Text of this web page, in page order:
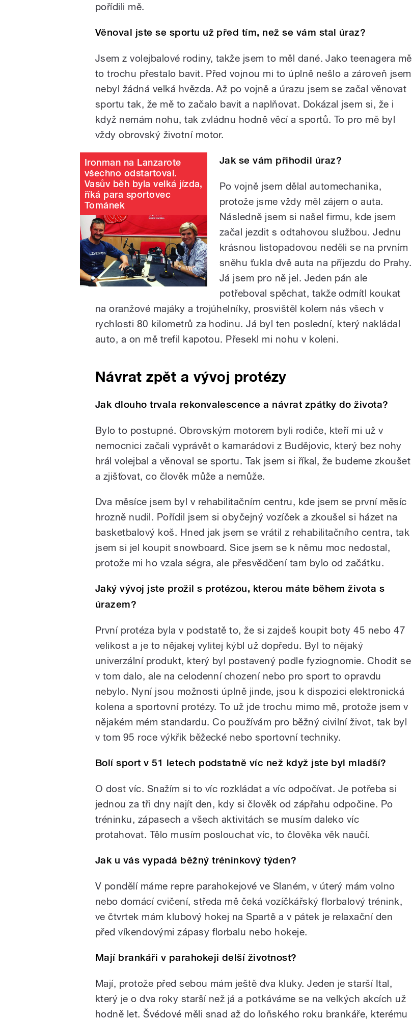
pořídili mě.
Věnoval jste se sportu už před tím, než se vám stal úraz?
Jsem z volejbalové rodiny, takže jsem to měl dané. Jako teenagera mě
to trochu přestalo bavit. Před vojnou mi to úplně nešlo a zároveň jsem
nebyl žádná velká hvězda. Až po vojně a úrazu jsem se začal věnovat
sportu tak, že mě to začalo bavit a naplňovat. Dokázal jsem si, že i
když nemám nohu, tak zvládnu hodně věcí a sportů. To pro mě byl
vždy obrovský životní motor.
Ironman na Lanzarote
všechno odstartoval.
Vasův běh byla velká jízda,
říká para sportovec
Tománek
Jak se vám přihodil úraz?
Po vojně jsem dělal automechanika,
protože jsme vždy měl zájem o auta.
Následně jsem si našel firmu, kde jsem
začal jezdit s odtahovou službou. Jednu
krásnou listopadovou neděli se na prvním
sněhu ťukla dvě auta na příjezdu do Prahy.
Já jsem pro ně jel. Jeden pán ale
potřeboval spěchat, takže odmítl koukat
na oranžové majáky a trojúhelníky, prosvištěl kolem nás všech v
rychlosti 80 kilometrů za hodinu. Já byl ten poslední, který nakládal
auto, a on mě trefil kapotou. Přesekl mi nohu v koleni.
Návrat zpět a vývoj protézy
Jak dlouho trvala rekonvalescence a návrat zpátky do života?
Bylo to postupné. Obrovským motorem byli rodiče, kteří mi už v
nemocnici začali vyprávět o kamarádovi z Budějovic, který bez nohy
hrál volejbal a věnoval se sportu. Tak jsem si říkal, že budeme zkoušet
a zjišťovat, co člověk může a nemůže.
Dva měsíce jsem byl v rehabilitačním centru, kde jsem se první měsíc
hrozně nudil. Pořídil jsem si obyčejný vozíček a zkoušel si házet na
basketbalový koš. Hned jak jsem se vrátil z rehabilitačního centra, tak
jsem si jel koupit snowboard. Sice jsem se k němu moc nedostal,
protože mi ho vzala ségra, ale přesvědčení tam bylo od začátku.
Jaký vývoj jste prožil s protézou, kterou máte během života s
úrazem?
První protéza byla v podstatě to, že si zajdeš koupit boty 45 nebo 47
velikost a je to nějakej vylitej kýbl už dopředu. Byl to nějaký
univerzální produkt, který byl postavený podle fyziognomie. Chodit se
v tom dalo, ale na celodenní chození nebo pro sport to opravdu
nebylo. Nyní jsou možnosti úplně jinde, jsou k dispozici elektronická
kolena a sportovní protézy. To už jde trochu mimo mě, protože jsem v
nějakém mém standardu. Co používám pro běžný civilní život, tak byl
v tom 95 roce výkřik běžecké nebo sportovní techniky.
Bolí sport v 51 letech podstatně víc než když jste byl mladší?
O dost víc. Snažím si to víc rozkládat a víc odpočívat. Je potřeba si
jednou za tři dny najít den, kdy si člověk od zápřahu odpočine. Po
tréninku, zápasech a všech aktivitách se musím daleko víc
protahovat. Tělo musím poslouchat víc, to člověka věk naučí.
Jak u vás vypadá běžný tréninkový týden?
V pondělí máme repre parahokejové ve Slaném, v úterý mám volno
nebo domácí cvičení, středa mě čeká vozíčkářský florbalový trénink,
ve čtvrtek mám klubový hokej na Spartě a v pátek je relaxační den
před víkendovými zápasy florbalu nebo hokeje.
Mají brankáři v parahokeji delší životnost?
Mají, protože před sebou mám ještě dva kluky. Jeden je starší Ital,
který je o dva roky starší než já a potkáváme se na velkých akcích už
hodně let. Švédové měli snad až do loňského roku brankáře, kterému